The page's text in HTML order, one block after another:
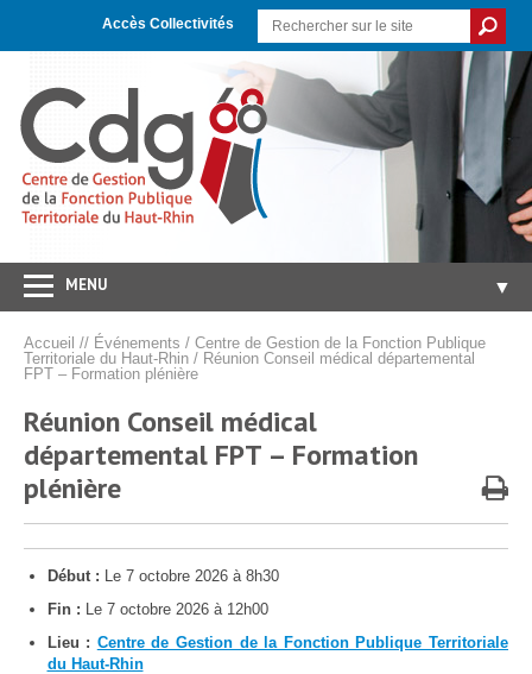
navigation
Accès Collectivités
MENU ▼
CDG 68
Concours/Examens
Emploi
Carrières/RH ▼
Santé Sécurité au Travail
Documentation
Archivistes
Accueil // Événements / Centre de Gestion de la Fonction Publique
Territoriale du Haut-Rhin / Réunion Conseil médical départemental
FPT – Formation plénière
Réunion Conseil médical
départemental FPT – Formation
plénière
Début : Le 7 octobre 2026 à 8h30
Fin : Le 7 octobre 2026 à 12h00
Lieu : Centre de Gestion de la Fonction Publique Territoriale
du Haut-Rhin